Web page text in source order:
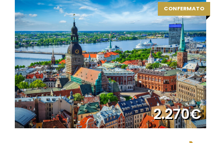
CONFERMATO
2.270€